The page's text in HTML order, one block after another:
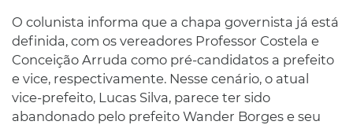
O colunista informa que a chapa governista já está
definida, com os vereadores Professor Costela e
Conceição Arruda como pré-candidatos a prefeito
e vice, respectivamente. Nesse cenário, o atual
vice-prefeito, Lucas Silva, parece ter sido
abandonado pelo prefeito Wander Borges e seu